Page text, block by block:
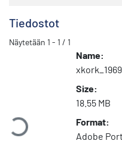
Tiedostot
Näytetään 1 - 1 / 1
Ladataan...
Name:
Size:
18.55 MB
Format:
Adobe